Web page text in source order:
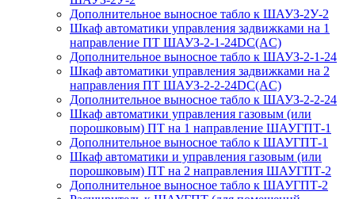
Дополнительное выносное табло к ШАУЗ-2У-2
Шкаф автоматики управления задвижками на 1
направление ПТ ШАУЗ-2-1-24DC(AC)
Дополнительное выносное табло к ШАУЗ-2-1-24
Шкаф автоматики управления задвижками на 2
направления ПТ ШАУЗ-2-2-24DC(AC)
Дополнительное выносное табло к ШАУЗ-2-2-24
Шкаф автоматики управления газовым (или
порошковым) ПТ на 1 направление ШАУГПТ-1
Дополнительное выносное табло к ШАУГПТ-1
Шкаф автоматики и управления газовым (или
порошковым) ПТ на 2 направления ШАУГПТ-2
Дополнительное выносное табло к ШАУГПТ-2